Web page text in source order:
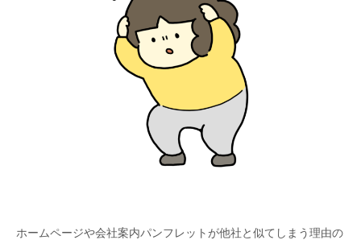
自社の強み・差別化を相談したい方へ
企業の強みをホームページ・会社案内に反映する方法
アルファー企画でできること
まとめ
群馬・前橋・高崎でホームページ制作・パンフレット制作を
お考えの方へ
ホームページや会社案内パンフレットが他社と似てしまう理由の